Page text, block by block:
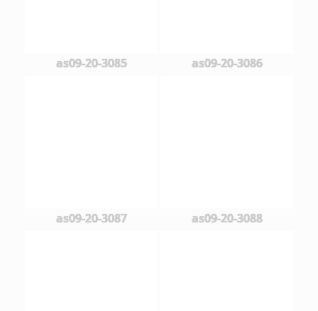
as09-20-3085 as09-20-3086
as09-20-3087 as09-20-3088